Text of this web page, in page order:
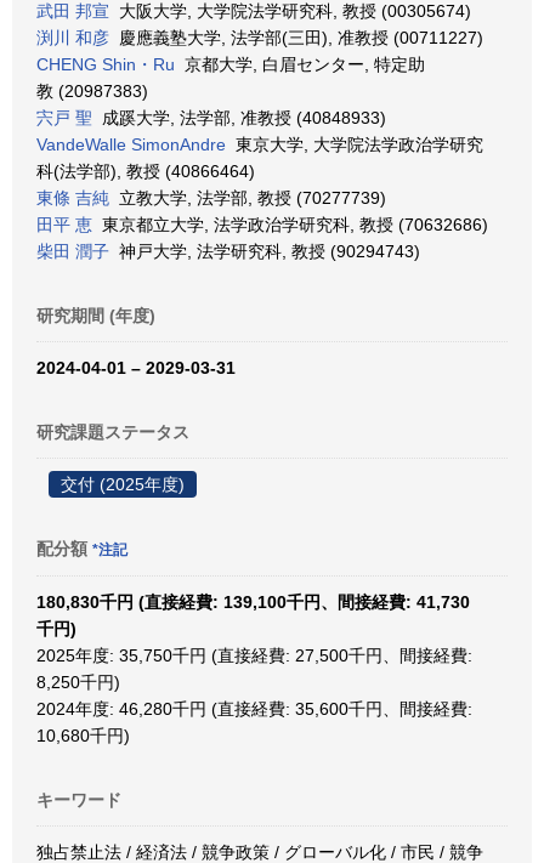
武田 邦宣 大阪大学, 大学院法学研究科, 教授 (00305674)
渕川 和彦 慶應義塾大学, 法学部(三田), 准教授 (00711227)
CHENG Shin・Ru 京都大学, 白眉センター, 特定助
教 (20987383)
宍戸 聖 成蹊大学, 法学部, 准教授 (40848933)
VandeWalle SimonAndre 東京大学, 大学院法学政治学研究
科(法学部), 教授 (40866464)
東條 吉純 立教大学, 法学部, 教授 (70277739)
田平 恵 東京都立大学, 法学政治学研究科, 教授 (70632686)
柴田 潤子 神戸大学, 法学研究科, 教授 (90294743)
研究期間 (年度)
2024-04-01 – 2029-03-31
研究課題ステータス
交付 (2025年度)
配分額 *注記
180,830千円 (直接経費: 139,100千円、間接経費: 41,730
千円)
2025年度: 35,750千円 (直接経費: 27,500千円、間接経費:
8,250千円)
2024年度: 46,280千円 (直接経費: 35,600千円、間接経費:
10,680千円)
キーワード
独占禁止法 / 経済法 / 競争政策 / グローバル化 / 市民 / 競争